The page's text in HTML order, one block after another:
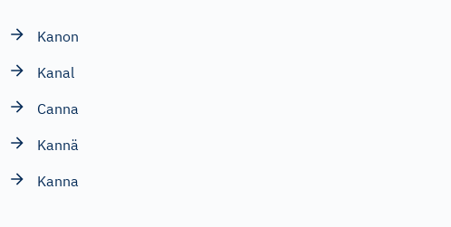
Kanon
Kanal
Canna
Kannä
Kanna